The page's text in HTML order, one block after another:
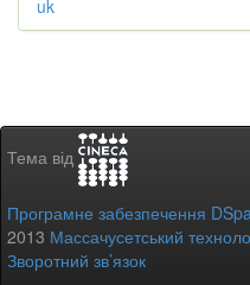
uk
Тема від
Програмне забезпечення
2013 Массачусетський
Зворотний зв’язок